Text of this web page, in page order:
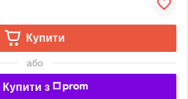
Купити
або
Купити з